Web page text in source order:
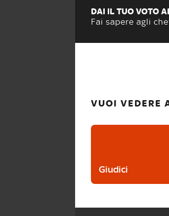
DAI IL TUO VOTO
Fai sapere agli
VUOI VEDERE
Giudici